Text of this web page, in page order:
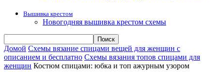
Вышивка крестом
Новогодняя вышивка крестом схемы
Домой Схемы вязание спицами вещей для женщин с
описанием и бесплатно Схемы вязания топов спицами для
женщин Костюм спицами: юбка и топ ажурным узором